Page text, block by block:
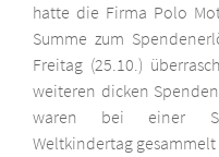
hatte die Firma Polo
Summe zum
Freitag (25.10.)
weiteren dicken
waren bei einer
Weltkindertag